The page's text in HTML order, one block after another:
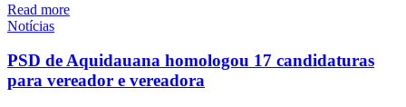
Read more
Notícias
PSD de Aquidauana homologou 17 candidaturas
para vereador e vereadora